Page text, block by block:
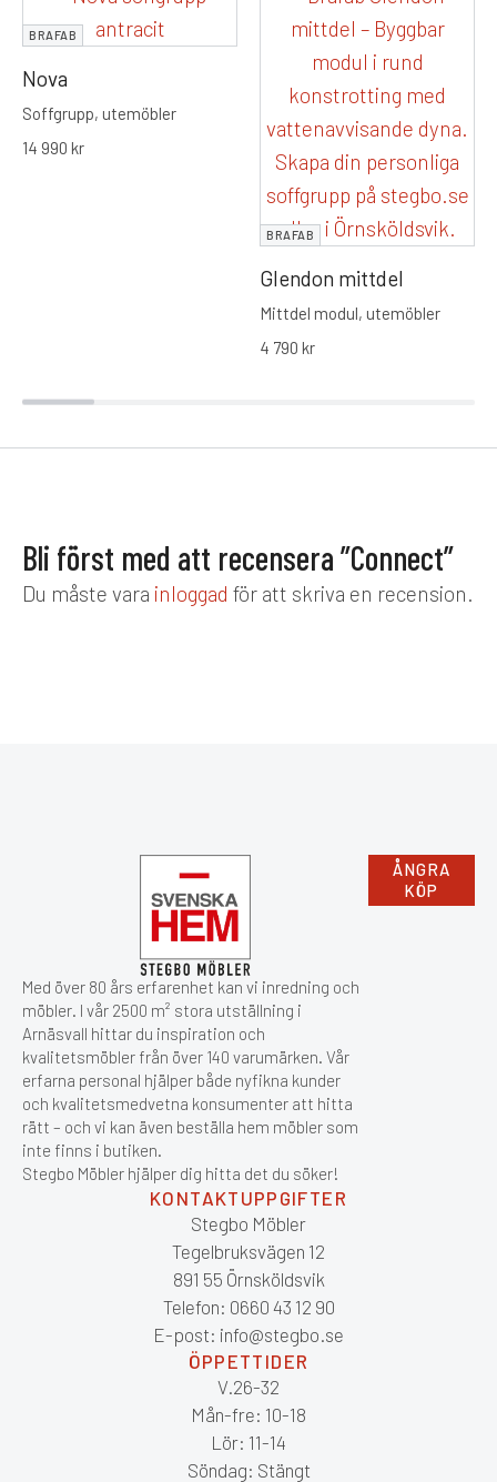
BRAFAB
Nova
Soffgrupp, utemöbler
14 990 kr
BRAFAB
Glendon mittdel
Mittdel modul, utemöbler
4 790 kr
Bli först med att recensera ”Connect”
Du måste vara inloggad för att skriva en recension.
Med över 80 års erfarenhet kan vi inredning och
möbler. I vår 2500 m² stora utställning i
Arnäsvall hittar du inspiration och
kvalitetsmöbler från över 140 varumärken. Vår
erfarna personal hjälper både nyfikna kunder
och kvalitetsmedvetna konsumenter att hitta
rätt – och vi kan även beställa hem möbler som
inte finns i butiken.
Stegbo Möbler hjälper dig hitta det du söker!
ÅNGRA
KÖP
KONTAKTUPPGIFTER
Stegbo Möbler
Tegelbruksvägen 12
891 55 Örnsköldsvik
Telefon: 0660 43 12 90
E-post: info@stegbo.se
ÖPPETTIDER
V.26-32
Mån-fre: 10-18
Lör: 11-14
Söndag: Stängt